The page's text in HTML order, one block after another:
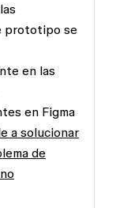
prototipo se
en las
en Figma
a solucionar
de